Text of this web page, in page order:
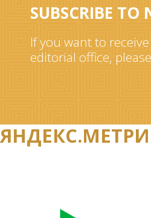
SUBSCRIBE TO
If you want to
editorial office,